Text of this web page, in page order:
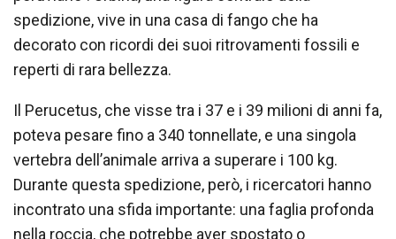
spedizione, vive in una casa di fango che ha
decorato con ricordi dei suoi ritrovamenti fossili e
reperti di rara bellezza.
Il Perucetus, che visse tra i 37 e i 39 milioni di anni fa,
poteva pesare fino a 340 tonnellate, e una singola
vertebra dell’animale arriva a superare i 100 kg.
Durante questa spedizione, però, i ricercatori hanno
incontrato una sfida importante: una faglia profonda
nella roccia, che potrebbe aver spostato o